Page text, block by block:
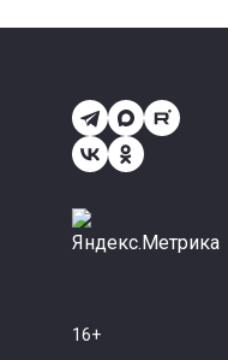
16+